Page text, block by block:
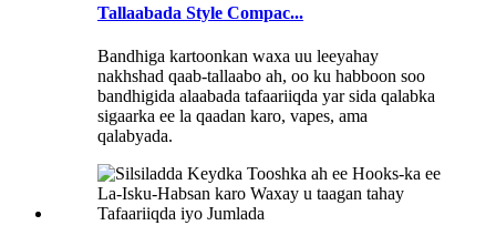
Tallaabada Style Compac...
Bandhiga kartoonkan waxa uu leeyahay
nakhshad qaab-tallaabo ah, oo ku habboon soo
bandhigida alaabada tafaariiqda yar sida qalabka
sigaarka ee la qaadan karo, vapes, ama
qalabyada.